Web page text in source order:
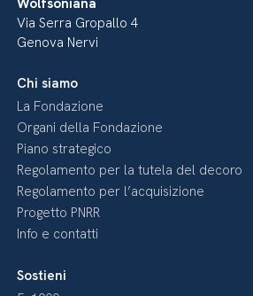
Wolfsoniana
Via Serra Gropallo 4
Genova Nervi
Chi siamo
La Fondazione
Organi della Fondazione
Piano strategico
Regolamento per la tutela del decoro
Regolamento per l’acquisizione
Progetto PNRR
Info e contatti
Sostieni